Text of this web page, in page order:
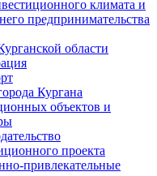
климата и
предпринимательства
области
Кургана
объектов и
проекта
привлекательные